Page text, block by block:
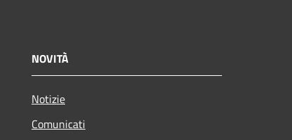
NOVITÀ
Notizie
Comunicati